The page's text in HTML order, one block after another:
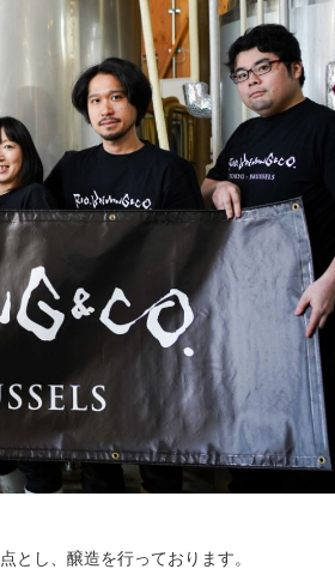
とし、醸造を行っております。